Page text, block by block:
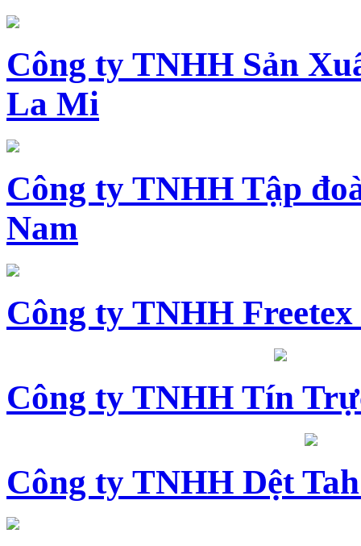
Công ty TNHH Sản
La Mi
Công ty TNHH Tập
Nam
Công ty TNHH
Công ty TNHH Tín
Công ty TNHH Dệt